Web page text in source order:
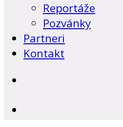
Reportáže
Pozvánky
Partneri
Kontakt